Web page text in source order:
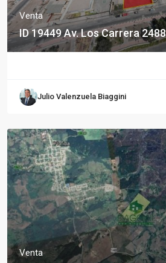
Venta
ID 19449 Av. Los Carrera
Julio Valenzuela Biaggini
Venta